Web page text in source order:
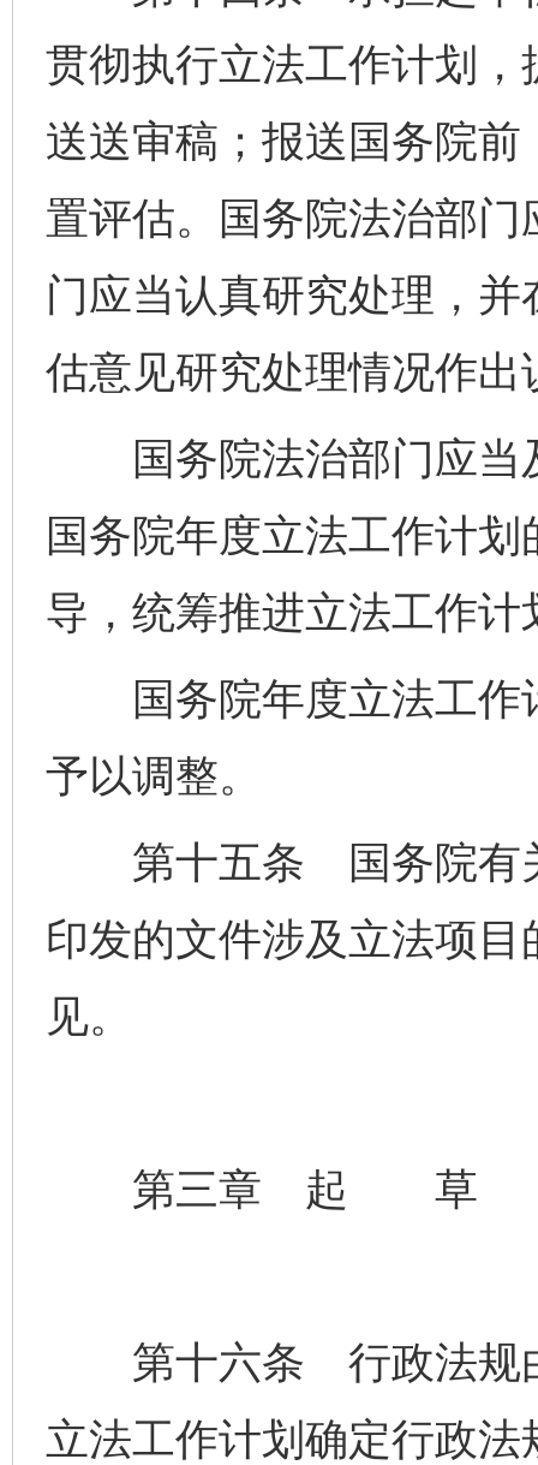
贯彻执行立法工作计划
送送审稿；报送国务院
置评估。国务院法治部
门应当认真研究处理，
估意见研究处理情况作出
国务院法治部门应当
国务院年度立法工作计
导，统筹推进立法工作计
国务院年度立法工作
予以调整。
第十五条 国务院有关
印发的文件涉及立法项
见。
第三章 起 草
第十六条 行政法规由
立法工作计划确定行政